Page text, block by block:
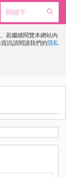
若繼續閱覽本網站內
訊請閱讀我們的隱私